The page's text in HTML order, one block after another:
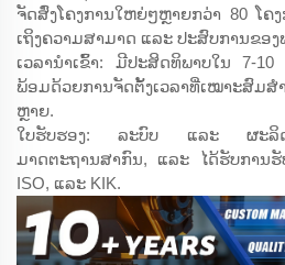
ຈັດສົ່ງໂຄງການໃຫຍ່ໆຫຼາຍກວ່າ 80 ໂຄ
ເຖິງຄວາມສາມາດ ແລະ ປະສົບການຂອງ
ເວລານຳເຂົ້າ: ມີປະສິດທິພາບໃນ 7-
ພ້ອມດ້ວຍການຈັດຕັ້ງເວລາທີ່ເໝາະສົມສ
ຫຼາຍ.
ໃບຮັບຮອງ: ລະບົບ ແລະ ຜະລິດຕະ
ມາດຕະຖານສາກົນ, ແລະ ໄດ້ຮັບການຮັ
ISO, ແລະ KIK.